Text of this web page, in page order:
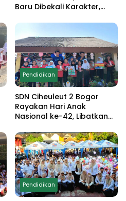
Baru Dibekali Karakter,
hingga Demo
Ekstrakurikuler
Pendidikan
SDN Ciheuleut 2 Bogor
Rayakan Hari Anak
Nasional ke-42, Libatkan
Lomba Edukatif untuk
Cetak Generasi
Berprestasi
Pendidikan